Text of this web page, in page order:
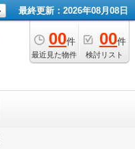
最終更新：2026年08月08日
00件
最近見た物件
00件
検討リスト